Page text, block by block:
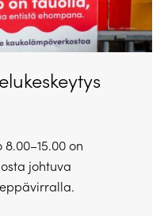
8.00–15.00 on
johtuva